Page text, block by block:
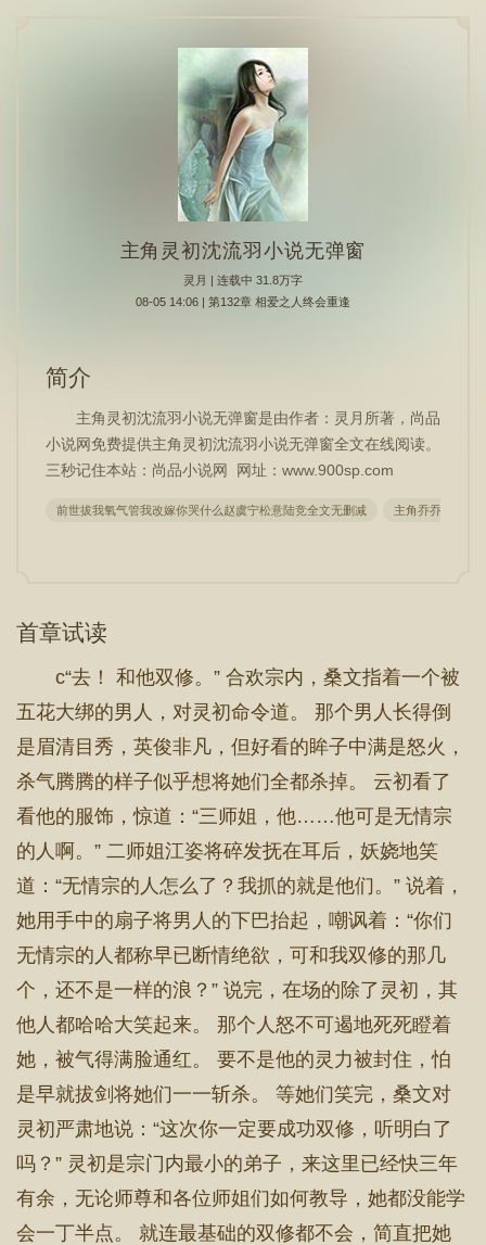
主角灵初沈流羽小说无弹窗
灵月 | 连载中 31.8万字
08-05 14:06 | 第132章 相爱之人终会重逢
简介
主角灵初沈流羽小说无弹窗是由作者：灵月所著，尚品
小说网免费提供主角灵初沈流羽小说无弹窗全文在线阅读。
三秒记住本站：尚品小说网 网址：www.900sp.com
前世拔我氧气管我改嫁你哭什么赵虞宁松意陆竞全文无删减 主角乔乔傅决川
首章试读
c“去！ 和他双修。” 合欢宗内，桑文指着一个被
五花大绑的男人，对灵初命令道。 那个男人长得倒
是眉清目秀，英俊非凡，但好看的眸子中满是怒火，
杀气腾腾的样子似乎想将她们全都杀掉。 云初看了
看他的服饰，惊道：“三师姐，他……他可是无情宗
的人啊。” 二师姐江姿将碎发抚在耳后，妖娆地笑
道：“无情宗的人怎么了？我抓的就是他们。” 说着，
她用手中的扇子将男人的下巴抬起，嘲讽着：“你们
无情宗的人都称早已断情绝欲，可和我双修的那几
个，还不是一样的浪？” 说完，在场的除了灵初，其
他人都哈哈大笑起来。 那个人怒不可遏地死死瞪着
她，被气得满脸通红。 要不是他的灵力被封住，怕
是早就拔剑将她们一一斩杀。 等她们笑完，桑文对
灵初严肃地说：“这次你一定要成功双修，听明白了
吗？” 灵初是宗门内最小的弟子，来这里已经快三年
有余，无论师尊和各位师姐们如何教导，她都没能学
会一丁半点。 就连最基础的双修都不会，简直把她